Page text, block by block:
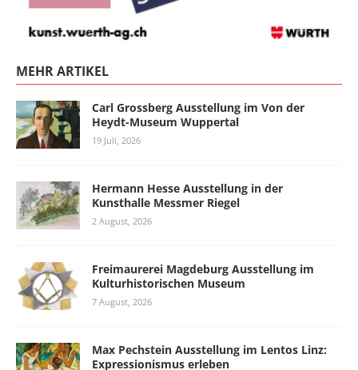
MEHR ARTIKEL
Carl Grossberg Ausstellung im Von der
Heydt-Museum Wuppertal
19 Juli, 2026
Hermann Hesse Ausstellung in der
Kunsthalle Messmer Riegel
2 August, 2026
Freimaurerei Magdeburg Ausstellung im
Kulturhistorischen Museum
7 August, 2026
Max Pechstein Ausstellung im Lentos Linz:
Expressionismus erleben